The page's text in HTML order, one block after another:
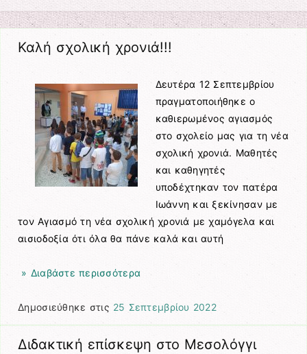
Καλή σχολική χρονιά!!!
Δευτέρα 12 Σεπτεμβρίου
πραγματοποιήθηκε ο
καθιερωμένος αγιασμός
στο σχολείο μας για τη νέα
σχολική χρονιά. Μαθητές
και καθηγητές
υποδέχτηκαν τον πατέρα
Ιωάννη και ξεκίνησαν με
τον Αγιασμό τη νέα σχολική χρονιά με χαμόγελα και
αισιοδοξία ότι όλα θα πάνε καλά και αυτή
» Διαβάστε περισσότερα
Δημοσιεύθηκε στις 25 Σεπτεμβρίου 2022
Διδακτική επίσκεψη στο Μεσολόγγι